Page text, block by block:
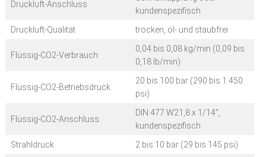
Druckluft-Anschluss
kundenspezifisch
Druckluft-Qualität
trocken, öl- und staubfrei
Flüssig-CO2-Verbrauch
0,04 bis 0,08 kg/min (0,09 bis
0,18 lb/min)
Flüssig-CO2-Betriebsdruck
20 bis 100 bar (290 bis 1.450
psi)
Flüssig-CO2-Anschluss
DIN 477 W21,8 x 1/14",
kundenspezifisch
Strahldruck
2 bis 10 bar (29 bis 145 psi)